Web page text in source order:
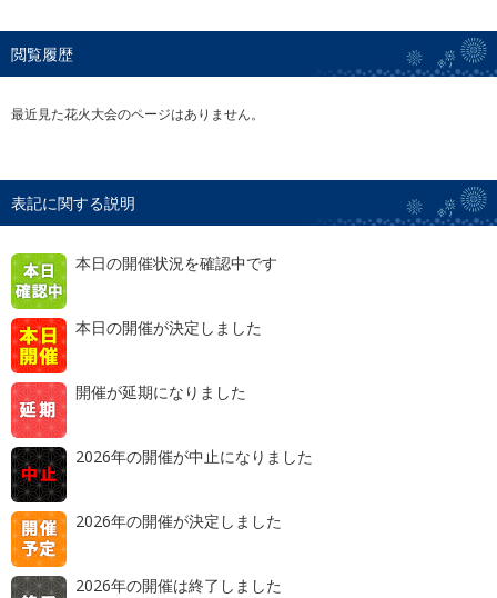
閲覧履歴
最近見た花火大会のページはありません。
表記に関する説明
本日の開催状況を確認中です
本日の開催が決定しました
開催が延期になりました
2026年の開催が中止になりました
2026年の開催が決定しました
2026年の開催は終了しました